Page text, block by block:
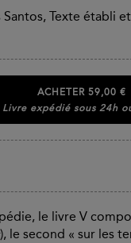
Texte établi
ACHETER 59,00 €
Livre expédié sous 24h
le livre V
), le second « sur les